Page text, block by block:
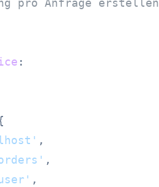
pro Anfrage erstellen
:
,
,
,